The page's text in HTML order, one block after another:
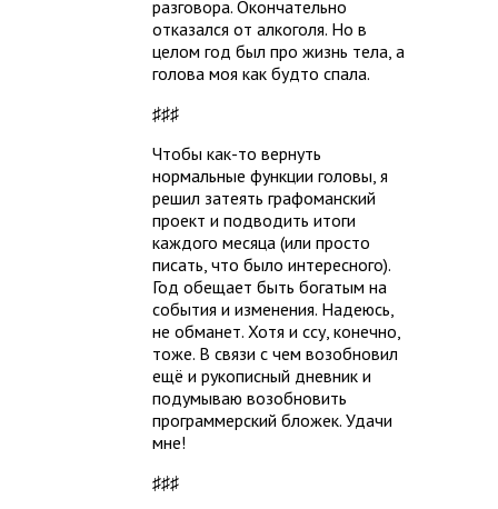
разговора. Окончательно
отказался от алкоголя. Но в
целом год был про жизнь тела, а
голова моя как будто спала.
♯♯♯
Чтобы как-то вернуть
нормальные функции головы, я
решил затеять графоманский
проект и подводить итоги
каждого месяца (или просто
писать, что было интересного).
Год обещает быть богатым на
события и изменения. Надеюсь,
не обманет. Хотя и ссу, конечно,
тоже. В связи с чем возобновил
ещё и рукописный дневник и
подумываю возобновить
программерский бложек. Удачи
мне!
♯♯♯